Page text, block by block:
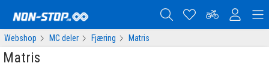
Webshop MC deler Fjæring Matris
Matris